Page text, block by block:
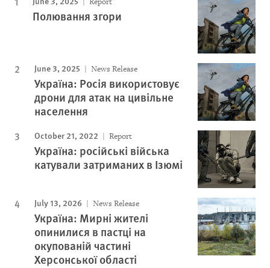
Полювання згори
June 3, 2025 News Release
Україна: Росія використовує
дрони для атак на цивільне
населення
October 21, 2022 Report
Україна: російські війська
катували затриманих в Ізюмі
July 13, 2026 News Release
Україна: Мирні жителі
опинилися в пастці на
окупованій частині
Херсонської області